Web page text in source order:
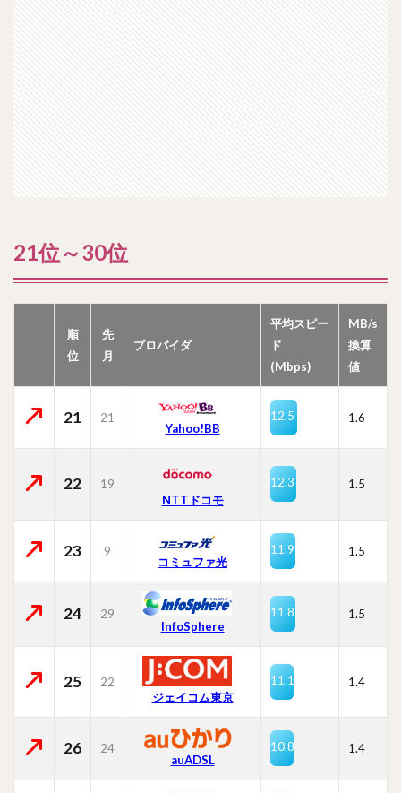
21位～30位
順
位
先
月
プロバイダ
平均スピー
ド
(Mbps)
MB/s
換算
値
21 21
Yahoo!BB
12.5 1.6
22
19
NTTドコモ
12.3 1.5
23 9
コミュファ光
11.9 1.5
24
29
InfoSphere
11.8 1.5
25
22
ジェイコム東京
11.1 1.4
26
24
auADSL
10.8 1.4